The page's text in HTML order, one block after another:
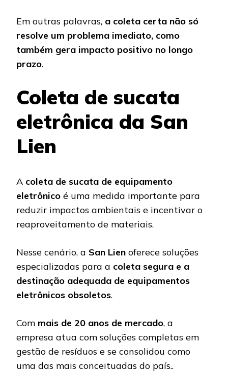
Em outras palavras, a coleta certa não só
resolve um problema imediato, como
também gera impacto positivo no longo
prazo.
Coleta de sucata
eletrônica da San
Lien
A coleta de sucata de equipamento
eletrônico é uma medida importante para
reduzir impactos ambientais e incentivar o
reaproveitamento de materiais.
Nesse cenário, a San Lien oferece soluções
especializadas para a coleta segura e a
destinação adequada de equipamentos
eletrônicos obsoletos.
Com mais de 20 anos de mercado, a
empresa atua com soluções completas em
gestão de resíduos e se consolidou como
uma das mais conceituadas do país..